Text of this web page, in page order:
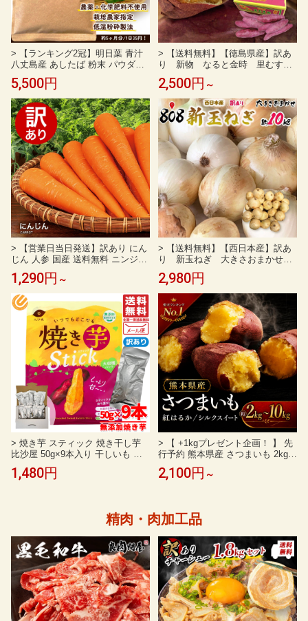
> 【ランキング2冠】明日葉 青汁
八丈島産 あしたば 粉末 パウダー
350g しっかり大容量 【再入荷】
※カルコンを1番含む時期に収穫し
た明日葉です。訳あり無添加・無
着色 ,保存料・甘味料ゼロ|アシタ
バ/明日葉茶/ダイエット/スムージ
ー/カリウム/あしたばパウダー
5,500円
> 【送料無料】【徳島県産】訳あ
り 新物 なると金時 里むす
め 選べるサイズ 約1kg 約3kg
約5kg(北海道沖縄別途送料加算)
2,500円 ～
> 【営業日当日発送】訳あり にん
じん 人参 国産 送料無料 ニンジン
人参ジュース にんじんジュース人
参 野菜 わけあり おトク
1,290円 ～
> 【送料無料】【西日本産】訳あ
り 新玉ねぎ 大きさおまかせ
約10kg(北海道沖縄別途送料加算)
2,980円
> 焼き芋 スティック 焼き干し芋
比沙屋 50g×9本入り 干しいも 訳
あり メール便 コストコ 通販 送料
無料
1,480円
> 【 +1kgプレゼント企画！ 】 先
行予約 熊本県産 さつまいも 2kg 5
kg 10kg 焼き芋 にもオススメ 紅は
るか or シルクスイート 人気 2種
規格外 大容量 お得 産地直送
2,100円 ～
精肉・肉加工品